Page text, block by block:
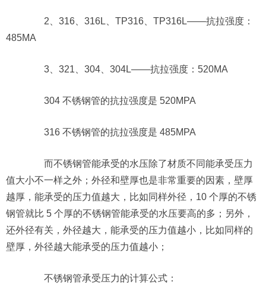
2、316、316L、TP316、TP316L——抗拉强度：
485MA
3、321、304、304L——抗拉强度：520MA
304 不锈钢管的抗拉强度是 520MPA
316 不锈钢管的抗拉强度是 485MPA
而不锈钢管能承受的水压除了材质不同能承受压力
值大小不一样之外；外径和壁厚也是非常重要的因素，壁厚
越厚，能承受的压力值越大，比如同样外径，10 个厚的不锈
钢管就比 5 个厚的不锈钢管能承受的水压要高的多；另外，
还外径有关，外径越大，能承受的压力值越小，比如同样的
壁厚，外径越大能承受的压力值越小；
不锈钢管承受压力的计算公式：